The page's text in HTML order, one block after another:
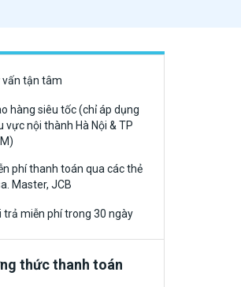
tận tâm
hàng siêu tốc (chỉ áp dụng
vực nội thành Hà Nội & TP
phí thanh toán qua các thẻ
Master, JCB
trả miễn phí trong 30 ngày
thức thanh toán